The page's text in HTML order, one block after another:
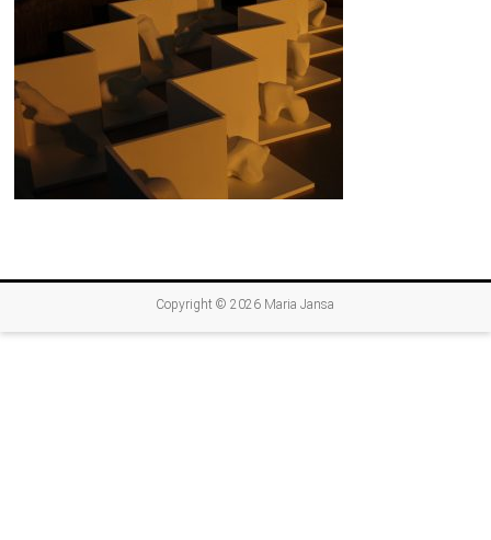
Copyright © 2026 Maria Jansa